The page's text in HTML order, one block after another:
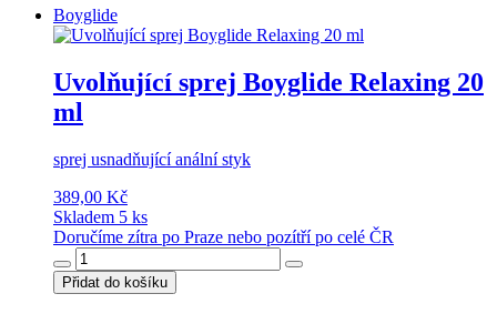
Boyglide
Uvolňující sprej Boyglide Relaxing 20
ml
sprej usnadňující anální styk
389,00 Kč
Skladem 5 ks
Doručíme zítra po Praze nebo pozítří po celé ČR
Přidat do košíku